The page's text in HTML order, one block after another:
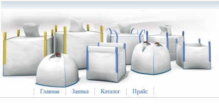
Главная Заявка Каталог Прайс